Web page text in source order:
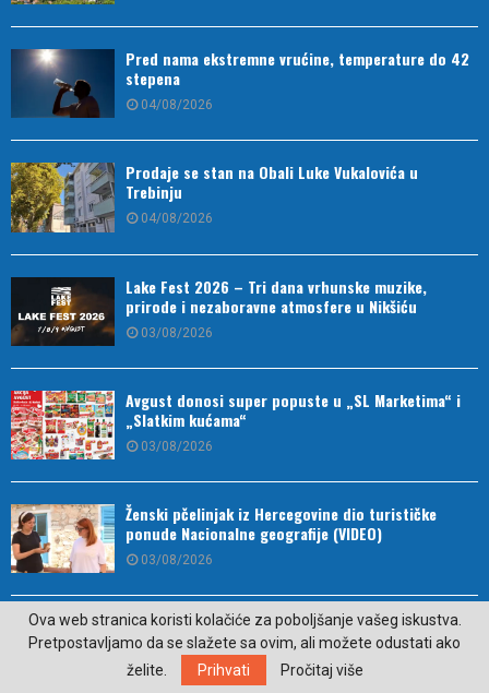
Pred nama ekstremne vrućine, temperature do 42
stepena
04/08/2026
Prodaje se stan na Obali Luke Vukalovića u
Trebinju
04/08/2026
Lake Fest 2026 – Tri dana vrhunske muzike,
prirode i nezaboravne atmosfere u Nikšiću
03/08/2026
Avgust donosi super popuste u „SL Marketima“ i
„Slatkim kućama“
03/08/2026
Ženski pčelinjak iz Hercegovine dio turističke
ponude Nacionalne geografije (VIDEO)
03/08/2026
Drugo mjesto za strijelce u finalu Kupa Republike
Srpske
03/08/2026
Ova web stranica koristi kolačiće za poboljšanje vašeg iskustva.
Pretpostavljamo da se slažete sa ovim, ali možete odustati ako
želite.
Prihvati Pročitaj više